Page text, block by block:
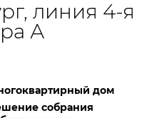
линия 4-я
А
дом
собрания